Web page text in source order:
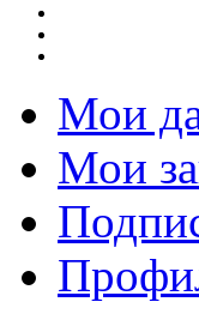
Мои
Мои